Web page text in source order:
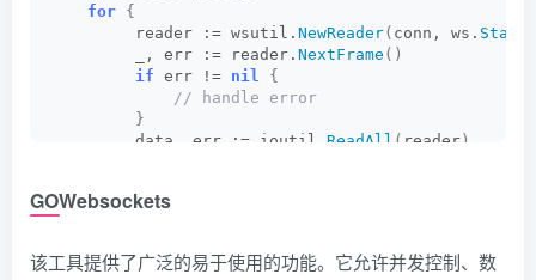
for {
         reader := wsutil.
NewReader( conn, ws.
         _, err := reader.
NextFrame ()
if err != nil
{
// handle error
}
         data, err := ioutil.
ReadAll ( reader )
}
        .......
GOWebsockets
该工具提供了广泛的易于使用的功能。它允许并发控制、数